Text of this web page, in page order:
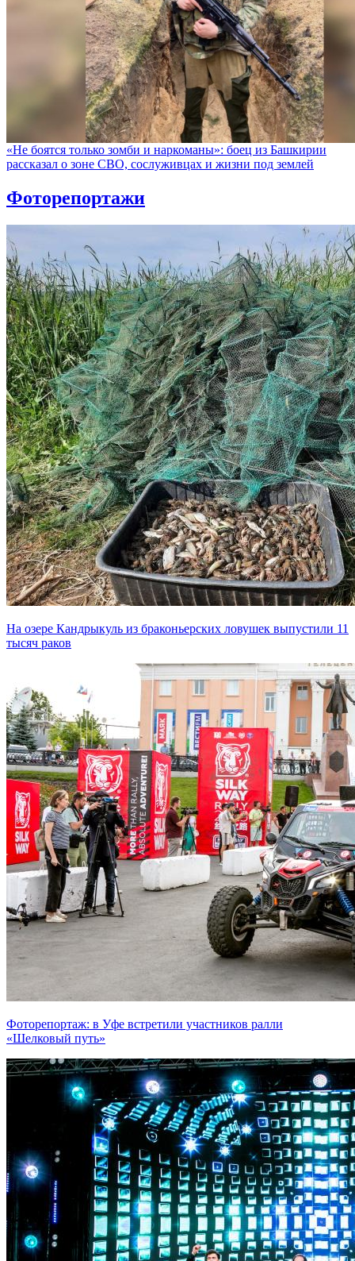
«Не боятся только зомби и наркоманы»: боец из Башкирии
рассказал о зоне СВО, сослуживцах и жизни под землей
Фоторепортажи
На озере Кандрыкуль из браконьерских ловушек выпустили 11
тысяч раков
Фоторепортаж: в Уфе встретили участников ралли
«Шелковый путь»